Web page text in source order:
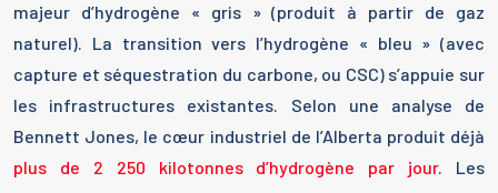
majeur d’hydrogène « gris » (produit à partir de gaz
naturel). La transition vers l’hydrogène « bleu » (avec
capture et séquestration du carbone, ou CSC) s’appuie sur
les infrastructures existantes. Selon une analyse de
Bennett Jones, le cœur industriel de l’Alberta produit déjà
plus de 2 250 kilotonnes d’hydrogène par jour. Les